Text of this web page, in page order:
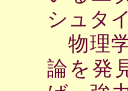
シュタ
物理
論を発